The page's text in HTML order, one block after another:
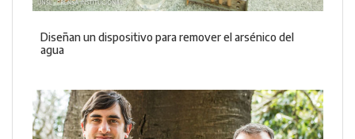
Diseñan un dispositivo para remover el arsénico del
agua